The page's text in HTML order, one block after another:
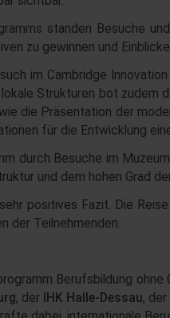
standen Besuche
zu gewinnen und
im Cambridge
Strukturen bot zudem
die Präsentation der
für die Entwicklung
durch Besuche im
und dem hohen Grad
positives Fazit. Die
der Teilnehmenden.
Berufsbildung
, der IHK Halle-Dessau, der